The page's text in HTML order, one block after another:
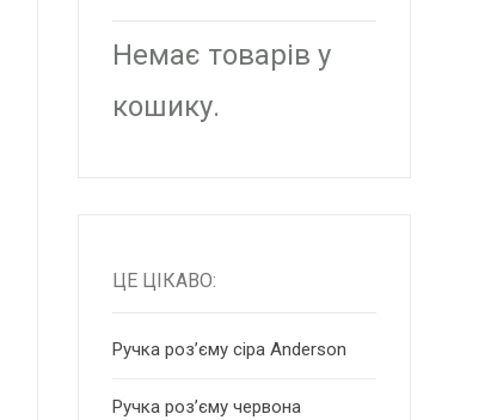
Немає товарів у
кошику.
ЦЕ ЦІКАВО:
Ручка роз’єму сіра Anderson
Ручка роз’єму червона